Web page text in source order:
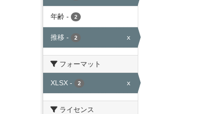
年齢 - 2
推移 - 2 x
フォーマット
XLSX - 2 x
ライセンス